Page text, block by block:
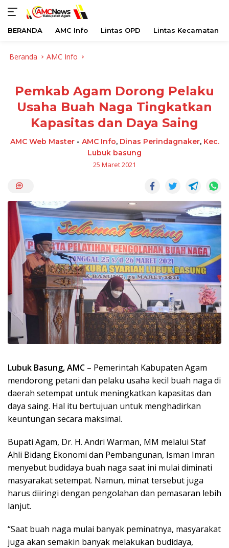
BERANDA AMC Info Lintas OPD Lintas Kecamatan
Beranda AMC Info
Pemkab Agam Dorong Pelaku
Usaha Buah Naga Tingkatkan
Kapasitas dan Daya Saing
AMC Web Master- AMC Info, Dinas Perindagnaker, Kec.
Lubuk basung
25 Maret 2021
Lubuk Basung, AMC – Pemerintah Kabupaten Agam
mendorong petani dan pelaku usaha kecil buah naga di
daerah setempat untuk meningkatkan kapasitas dan
daya saing. Hal itu bertujuan untuk menghadirkan
keuntungan secara maksimal.
Bupati Agam, Dr. H. Andri Warman, MM melalui Staf
Ahli Bidang Ekonomi dan Pembangunan, Isman Imran
menyebut budidaya buah naga saat ini mulai diminati
masyarakat setempat. Namun, minat tersebut juga
harus diiringi dengan pengolahan dan pemasaran lebih
lanjut.
“Saat buah naga mulai banyak peminatnya, masyarakat
juga akan semakin banyak melakukan budidaya,